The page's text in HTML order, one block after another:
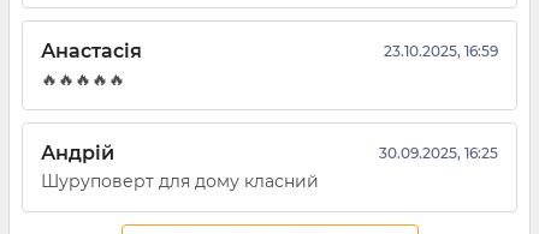
Анастасія 23.10.2025, 16:59
🔥🔥🔥🔥🔥
Андрій 30.09.2025, 16:25
Шуруповерт для дому класний